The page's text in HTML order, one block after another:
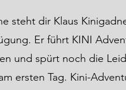
steht dir Klaus
Er führt KINI
und spürt noch die
ersten Tag. Kini-